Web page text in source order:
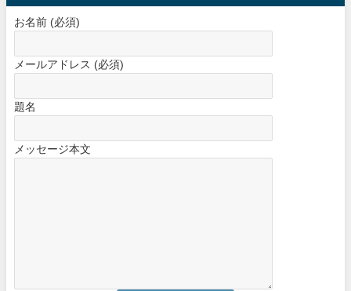
お名前 (必須)
メールアドレス (必須)
題名
メッセージ本文